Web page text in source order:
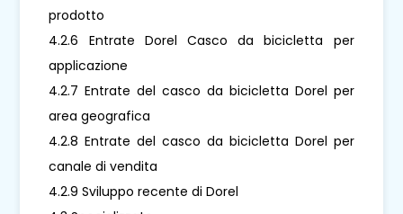
prodotto
4.2.6 Entrate Dorel Casco da bicicletta per
applicazione
4.2.7 Entrate del casco da bicicletta Dorel per
area geografica
4.2.8 Entrate del casco da bicicletta Dorel per
canale di vendita
4.2.9 Sviluppo recente di Dorel